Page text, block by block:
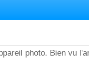
photo. Bien vu